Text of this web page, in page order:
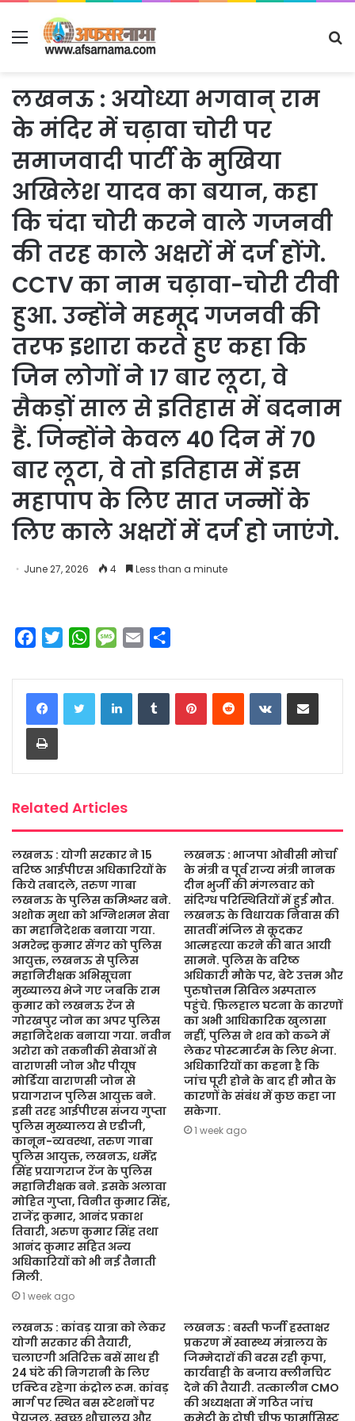
Menu
लखनऊ : अयोध्या भगवान् राम
के मंदिर में चढ़ावा चोरी पर
समाजवादी पार्टी के मुखिया
अखिलेश यादव का बयान, कहा
कि चंदा चोरी करने वाले गजनवी
की तरह काले अक्षरों में दर्ज होंगे.
CCTV का नाम चढ़ावा-चोरी टीवी
हुआ. उन्होंने महमूद गजनवी की
तरफ इशारा करते हुए कहा कि
जिन लोगों ने 17 बार लूटा, वे
सैकड़ों साल से इतिहास में बदनाम
हैं. जिन्होंने केवल 40 दिन में 70
बार लूटा, वे तो इतिहास में इस
महापाप के लिए सात जन्मों के
लिए काले अक्षरों में दर्ज हो जाएंगे.
June 27, 2026 4 Less than a minute
c
e
b
o
o
i
t
t
W
a
t
s
M
s
s
a
a
i
a
r
e
LinkedInTumblrPinterestReddit VKontakteShare via Email
Print
Related Articles
लखनऊ : योगी सरकार ने 15
वरिष्ठ आईपीएस अधिकारियों के
किये तबादले, तरुण गाबा
लखनऊ के पुलिस कमिश्नर बने.
अशोक मुथा को अग्निशमन सेवा
का महानिदेशक बनाया गया.
अमरेन्द्र कुमार सेंगर को पुलिस
आयुक्त, लखनऊ से पुलिस
महानिरीक्षक अभिसूचना
मुख्यालय भेजे गए जबकि राम
कुमार को लखनऊ रेंज से
गोरखपुर जोन का अपर पुलिस
महानिदेशक बनाया गया. नवीन
अरोरा को तकनीकी सेवाओं से
वाराणसी जोन और पीयूष
मोर्डिया वाराणसी जोन से
प्रयागराज पुलिस आयुक्त बने.
इसी तरह आईपीएस संजय गुप्ता
पुलिस मुख्यालय से एडीजी,
कानून-व्यवस्था, तरुण गाबा
पुलिस आयुक्त, लखनऊ, धर्मेंद्र
सिंह प्रयागराज रेंज के पुलिस
महानिरीक्षक बने. इसके अलावा
मोहित गुप्ता, विनीत कुमार सिंह,
राजेंद्र कुमार, आनंद प्रकाश
तिवारी, अरुण कुमार सिंह तथा
आनंद कुमार सहित अन्य
अधिकारियों को भी नई तैनाती
मिली.
1 week ago
लखनऊ : भाजपा ओबीसी मोर्चा
के मंत्री व पूर्व राज्य मंत्री नानक
दीन भुर्जी की मंगलवार को
संदिग्ध परिस्थितियों में हुई मौत.
लखनऊ के विधायक निवास की
सातवीं मंजिल से कूदकर
आत्महत्या करने की बात आयी
सामने. पुलिस के वरिष्ठ
अधिकारी मौके पर, बेटे उत्तम और
पुरुषोत्तम सिविल अस्पताल
पहुंचे. फ़िलहाल घटना के कारणों
का अभी आधिकारिक खुलासा
नहीं, पुलिस ने शव को कब्जे में
लेकर पोस्टमार्टम के लिए भेजा.
अधिकारियों का कहना है कि
जांच पूरी होने के बाद ही मौत के
कारणों के संबंध में कुछ कहा जा
सकेगा.
1 week ago
लखनऊ : कांवड़ यात्रा को लेकर
योगी सरकार की तैयारी,
चलाएगी अतिरिक्त बसें साथ ही
24 घंटे की निगरानी के लिए
एक्टिव रहेगा कंट्रोल रूम. कांवड़
मार्ग पर स्थित बस स्टेशनों पर
पेयजल, स्वच्छ शौचालय और
लखनऊ : बस्ती फर्जी हस्ताक्षर
प्रकरण में स्वास्थ्य मंत्रालय के
जिम्मेदारों की बरस रही कृपा,
कार्यवाही के बजाय क्लीनचिट
देने की तैयारी. तत्कालीन CMO
की अध्यक्षता में गठित जांच
कमेटी के दोषी चीफ फार्मासिस्ट